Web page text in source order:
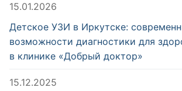
15.01.2026
Детское УЗИ в Иркутске:
возможности диагностики для
в клинике «Добрый доктор»
15.12.2025